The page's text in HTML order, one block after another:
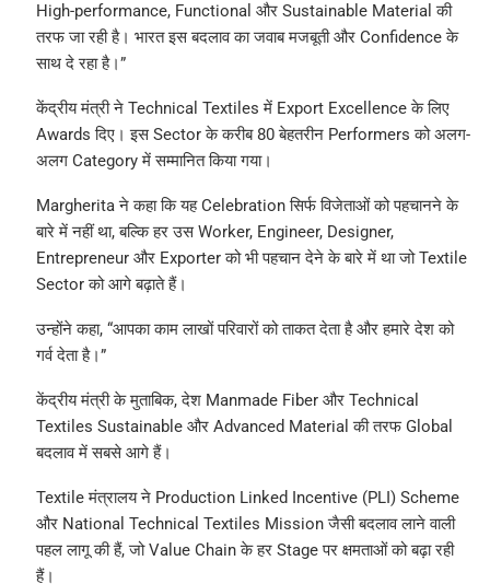
High-performance, Functional और Sustainable Material की
तरफ जा रही है। भारत इस बदलाव का जवाब मजबूती और Confidence के
साथ दे रहा है।”
केंद्रीय मंत्री ने Technical Textiles में Export Excellence के लिए
Awards दिए। इस Sector के करीब 80 बेहतरीन Performers को अलग-
अलग Category में सम्मानित किया गया।
Margherita ने कहा कि यह Celebration सिर्फ विजेताओं को पहचानने के
बारे में नहीं था, बल्कि हर उस Worker, Engineer, Designer,
Entrepreneur और Exporter को भी पहचान देने के बारे में था जो Textile
Sector को आगे बढ़ाते हैं।
उन्होंने कहा, “आपका काम लाखों परिवारों को ताकत देता है और हमारे देश को
गर्व देता है।”
केंद्रीय मंत्री के मुताबिक, देश Manmade Fiber और Technical
Textiles Sustainable और Advanced Material की तरफ Global
बदलाव में सबसे आगे हैं।
Textile मंत्रालय ने Production Linked Incentive (PLI) Scheme
और National Technical Textiles Mission जैसी बदलाव लाने वाली
पहल लागू की हैं, जो Value Chain के हर Stage पर क्षमताओं को बढ़ा रही
हैं।